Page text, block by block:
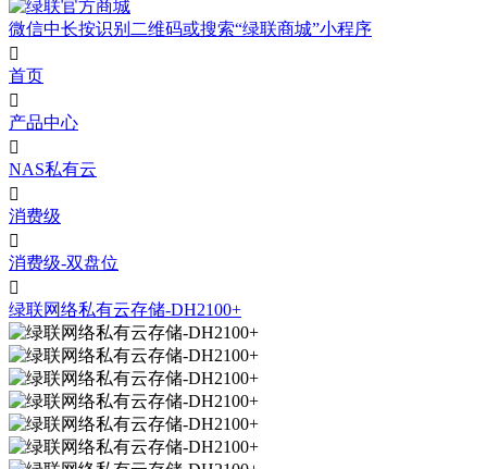
微信中长按识别二维码或搜索“绿联商城”小程序

首页

产品中心

NAS私有云

消费级

消费级-双盘位

绿联网络私有云存储-DH2100+